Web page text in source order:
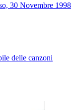
30 Novembre 1998
delle canzoni